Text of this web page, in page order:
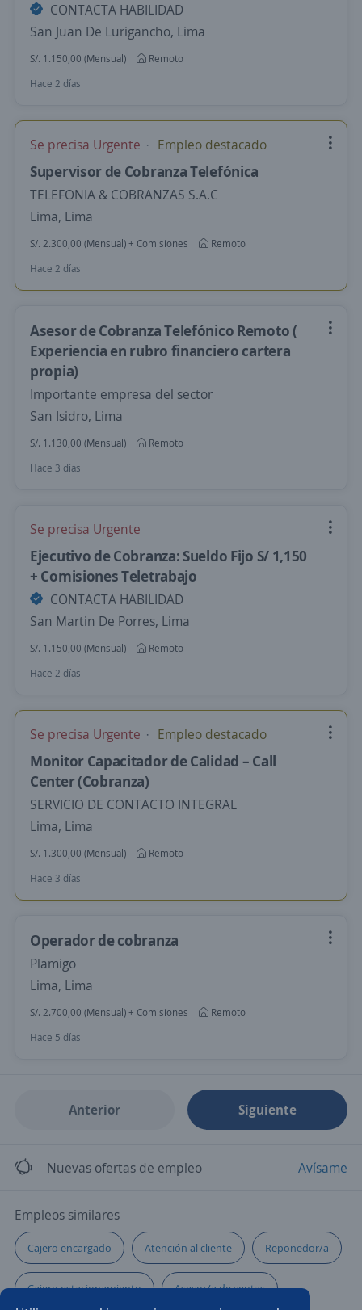
CONTACTA HABILIDAD
San Juan De Lurigancho, Lima
S/. 1.150,00 (Mensual)
Remoto
Hace 2 días
Se precisa Urgente Empleo destacado
Supervisor de Cobranza Telefónica
TELEFONIA & COBRANZAS S.A.C
Lima, Lima
S/. 2.300,00 (Mensual) + Comisiones
Remoto
Hace 2 días
Asesor de Cobranza Telefónico Remoto (
Experiencia en rubro financiero cartera
propia)
Importante empresa del sector
San Isidro, Lima
S/. 1.130,00 (Mensual)
Remoto
Hace 3 días
Se precisa Urgente
Ejecutivo de Cobranza: Sueldo Fijo S/ 1,150
+ Comisiones Teletrabajo
CONTACTA HABILIDAD
San Martin De Porres, Lima
S/. 1.150,00 (Mensual)
Remoto
Hace 2 días
Se precisa Urgente Empleo destacado
Monitor Capacitador de Calidad – Call
Center (Cobranza)
SERVICIO DE CONTACTO INTEGRAL
Lima, Lima
S/. 1.300,00 (Mensual)
Remoto
Hace 3 días
Operador de cobranza
Plamigo
Lima, Lima
S/. 2.700,00 (Mensual) + Comisiones
Remoto
Hace 5 días
Anterior Siguiente
Nuevas ofertas de empleo Avísame
Empleos similares
Cajero encargado Atención al cliente Reponedor/a
Cajero estacionamiento Asesor/a de ventas